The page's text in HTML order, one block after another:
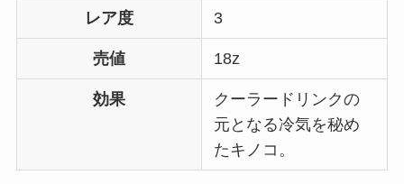
レア度 3
売値 18z
効果
クーラードリンクの
元となる冷気を秘め
たキノコ。